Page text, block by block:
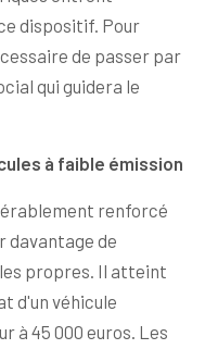
dispositif. Pour
de passer par
qui guidera le
à faible émission
renforcé
davantage de
propres. Il atteint
d'un véhicule
à 45 000 euros. Les